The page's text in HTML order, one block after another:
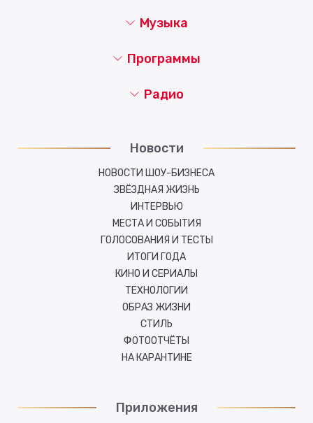
Музыка
Новости
НОВОСТИ ШОУ-БИЗНЕСА
ЗВЁЗДНАЯ ЖИЗНЬ
ИНТЕРВЬЮ
МЕСТА И СОБЫТИЯ
ГОЛОСОВАНИЯ И ТЕСТЫ
ИТОГИ ГОДА
КИНО И СЕРИАЛЫ
ТЕХНОЛОГИИ
ОБРАЗ ЖИЗНИ
СТИЛЬ
ФОТООТЧЁТЫ
НА КАРАНТИНЕ
Программы
Радио
Приложения